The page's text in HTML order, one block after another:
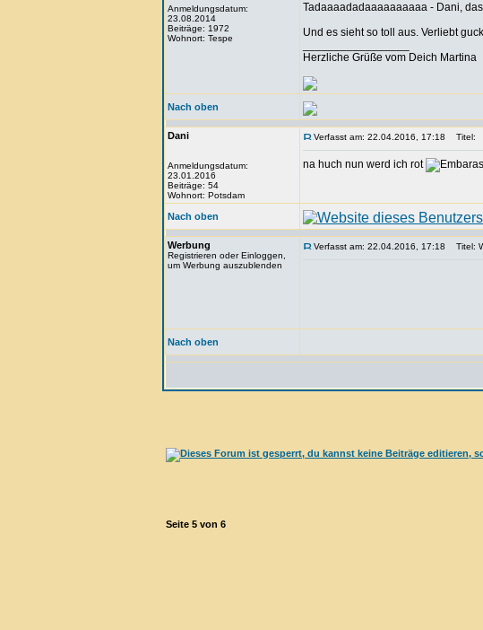
Anmeldungsdatum:
23.08.2014
Beiträge: 1972
Wohnort: Tespe
Tadaaaadadaaaaaaaaaa - Dani,
Und es sieht so toll aus. Verliebt guck
Herzliche Grüße vom Deich Martina
Nach oben
Dani
Anmeldungsdatum:
23.01.2016
Beiträge: 54
Wohnort: Potsdam
Verfasst am: 22.04.2016, 17:18 Titel:
na huch nun werd ich rot
Nach oben
Werbung
Registrieren oder Einloggen,
um Werbung auszublenden
Verfasst am: 22.04.2016, 17:18 Titel:
Nach oben
Seite 5 von 6